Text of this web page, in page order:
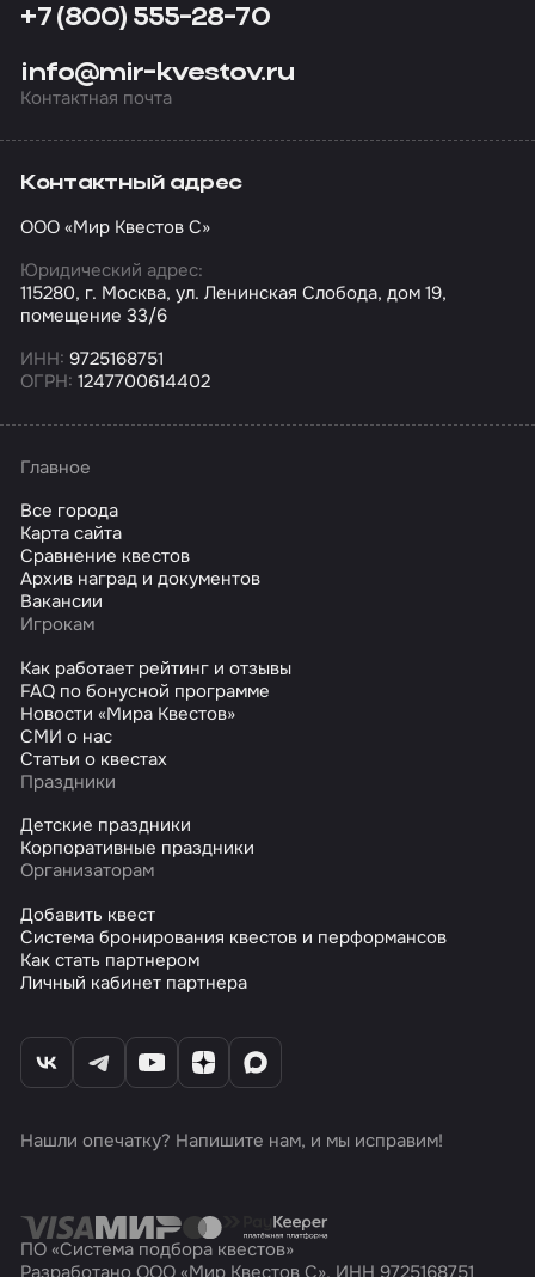
+7 (800) 555-28-70
info@mir-kvestov.ru
Контактная почта
Контактный адрес
ООО «Мир Квестов С»
Юридический адрес:
115280, г. Москва, ул. Ленинская Слобода, дом 19,
помещение 33/6
ИНН: 9725168751
ОГРН: 1247700614402
Главное
Все города
Карта сайта
Сравнение квестов
Архив наград и документов
Вакансии
Игрокам
Как работает рейтинг и отзывы
FAQ по бонусной программе
Новости «Мира Квестов»
СМИ о нас
Статьи о квестах
Праздники
Детские праздники
Корпоративные праздники
Организаторам
Добавить квест
Система бронирования квестов и перформансов
Как стать партнером
Личный кабинет партнера
Нашли опечатку? Напишите нам, и мы исправим!
ПО «Система подбора квестов»